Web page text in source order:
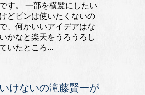
です。 一部を横髪にしたい
けどピンは使いたくないの
で、何かいいアイデアはな
いかなと楽天をうろうろし
ていたところ...
けないの滝藤賢一が